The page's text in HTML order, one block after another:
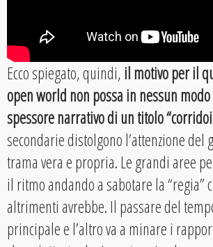
Ecco spiegato, quindi,il motivo per il
open world non possa in nessun
spessore narrativo di un titolo
secondarie distolgono l’attenzione del
trama vera e propria. Le grandi aree
il ritmo andando a sabotare la “regia”
altrimenti avrebbe. Il passare del
principale e l’altro va a minare i